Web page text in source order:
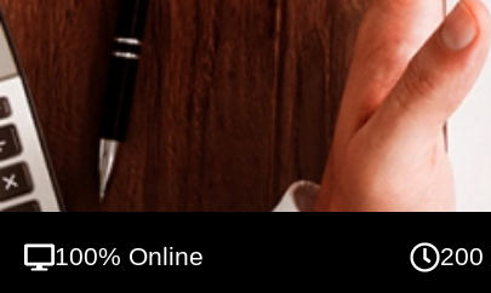
El Reglamento UE 2016/679
para los Estados miembros, por lo
ofrece una formación en
datos de las organizaciones.
100% Online 200